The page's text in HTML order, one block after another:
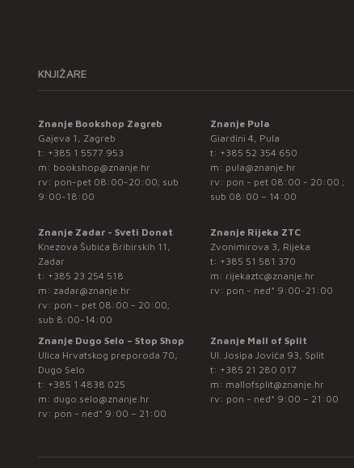
KNJIŽARE
Znanje Bookshop Zagreb
Gajeva 1, Zagreb
t: +385 1 5577 953
m: bookshop@znanje.hr
rv: pon-pet 08:00-20:00; sub
9:00-18:00
Znanje Pula
Giardini 4, Pula
t: +385 52 354 650
m: pula@znanje.hr
rv: pon - pet 08:00 - 20:00 ;
sub 08:00 – 14:00
Znanje Zadar - Sveti Donat
Knezova Šubića Bribirskih 11,
Zadar
t: +385 23 254 518
m: zadar@znanje.hr
rv: pon - pet 08:00 - 20:00;
sub 8:00-14:00
Znanje Rijeka ZTC
Zvonimirova 3, Rijeka
t: +385 51 581 370
m: rijekaztc@znanje.hr
rv: pon - ned* 9:00-21:00
Znanje Dugo Selo – Stop Shop
Ulica Hrvatskog preporoda 70,
Dugo Selo
t: +385 1 4838 025
m: dugo.selo@znanje.hr
rv: pon - ned* 9:00 – 21:00
Znanje Mall of Split
Ul. Josipa Jovića 93, Split
t: +385 21 280 017
m: mallofsplit@znanje.hr
rv: pon - ned* 9:00 – 21:00